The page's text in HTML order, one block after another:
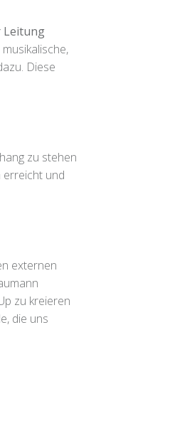
Leitung
Diese
zu stehen
erreicht und
externen
zu kreieren
die uns